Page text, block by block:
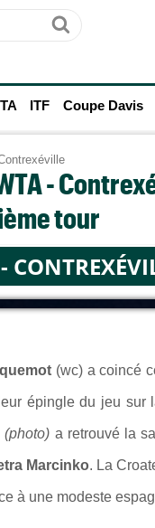
Ok
ITF Coupe Davis
-
tour
le 07/07/2026 à 21:39
(wc) a coincé
épingle du jeu sur
(photo) a retrouvé la
Marcinko. La
à une modeste